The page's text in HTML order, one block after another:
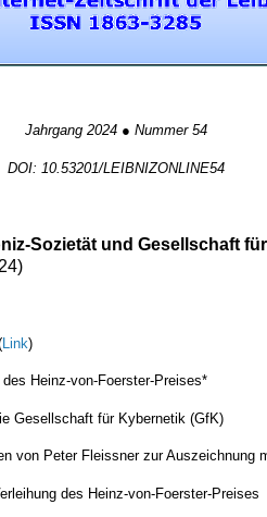
Jahrgang 2024 ● Nummer 54
DOI: 10.53201/LEIBNIZONLINE54
Sozietät und Gesellschaft
Link)
Heinz-von-Foerster-Preises*
Gesellschaft für Kybernetik (GfK)
von Peter Fleissner zur Auszeichnung
des Heinz-von-Foerster-Preises